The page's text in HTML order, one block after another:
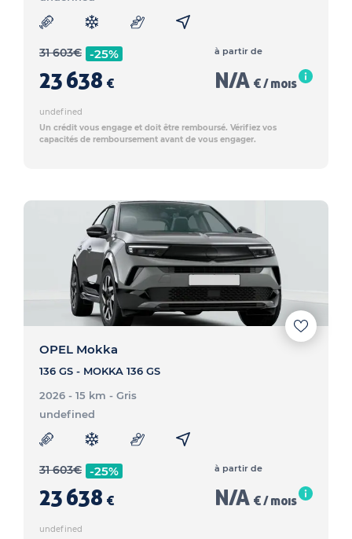
31 603€ -25%
23 638 €
à partir de
N/A € / mois
undefined
Un crédit vous engage et doit être remboursé. Vérifiez vos
capacités de remboursement avant de vous engager.
OPEL Mokka
136 GS - MOKKA 136 GS
2026 - 15 km - Gris
undefined
31 603€ -25%
23 638 €
à partir de
N/A € / mois
undefined